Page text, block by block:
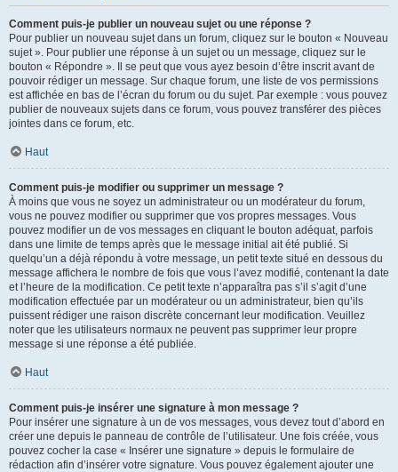
Comment puis-je publier un nouveau sujet ou une réponse ?
Pour publier un nouveau sujet dans un forum, cliquez sur le bouton « Nouveau
sujet ». Pour publier une réponse à un sujet ou un message, cliquez sur le
bouton « Répondre ». Il se peut que vous ayez besoin d’être inscrit avant de
pouvoir rédiger un message. Sur chaque forum, une liste de vos permissions
est affichée en bas de l’écran du forum ou du sujet. Par exemple : vous pouvez
publier de nouveaux sujets dans ce forum, vous pouvez transférer des pièces
jointes dans ce forum, etc.
Haut
Comment puis-je modifier ou supprimer un message ?
À moins que vous ne soyez un administrateur ou un modérateur du forum,
vous ne pouvez modifier ou supprimer que vos propres messages. Vous
pouvez modifier un de vos messages en cliquant le bouton adéquat, parfois
dans une limite de temps après que le message initial ait été publié. Si
quelqu’un a déjà répondu à votre message, un petit texte situé en dessous du
message affichera le nombre de fois que vous l’avez modifié, contenant la date
et l’heure de la modification. Ce petit texte n’apparaîtra pas s’il s’agit d’une
modification effectuée par un modérateur ou un administrateur, bien qu’ils
puissent rédiger une raison discrète concernant leur modification. Veuillez
noter que les utilisateurs normaux ne peuvent pas supprimer leur propre
message si une réponse a été publiée.
Haut
Comment puis-je insérer une signature à mon message ?
Pour insérer une signature à un de vos messages, vous devez tout d’abord en
créer une depuis le panneau de contrôle de l’utilisateur. Une fois créée, vous
pouvez cocher la case « Insérer une signature » depuis le formulaire de
rédaction afin d’insérer votre signature. Vous pouvez également ajouter une